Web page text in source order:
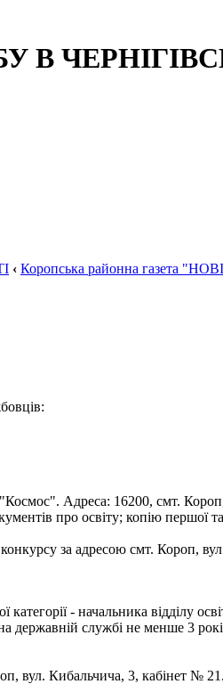
‹ Коропська районна газета
"Космос". Адреса: 16200, смт.
про освіту; копію першої
за адресою смт. Короп,
- начальника відділу
державній службі не менше 3
вул. Кибальчича, 3, кабінет № 21.